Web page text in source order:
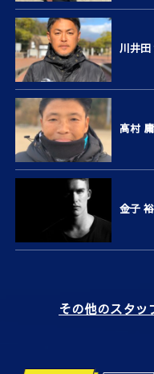
川井田
高村
金子
その他のスタッ